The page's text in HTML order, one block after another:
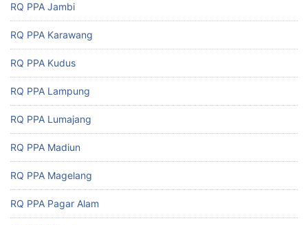
RQ PPA Jambi
RQ PPA Karawang
RQ PPA Kudus
RQ PPA Lampung
RQ PPA Lumajang
RQ PPA Madiun
RQ PPA Magelang
RQ PPA Pagar Alam